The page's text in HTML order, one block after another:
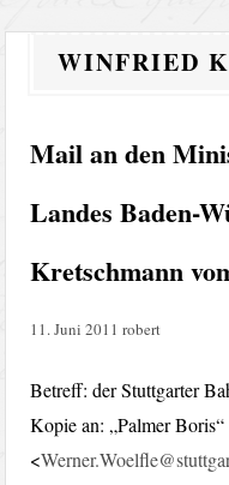
WINFRIED
Mail an den
Landes Baden-
Kretschmann
11. Juni 2011 robert
Betreff: der Stuttgarter
Kopie an: „Palmer
<